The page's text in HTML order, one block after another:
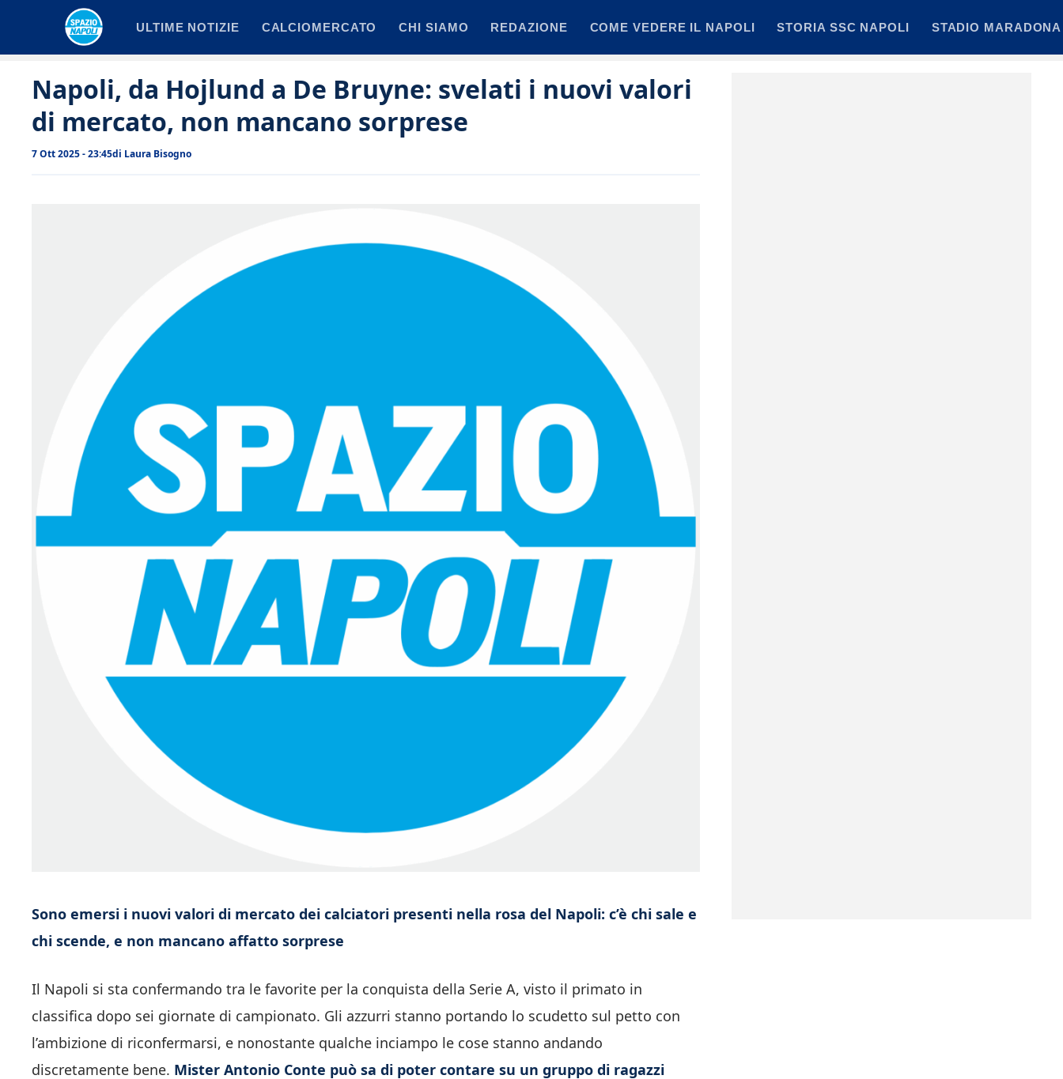
ULTIME NOTIZIE CALCIOMERCATO CHI SIAMO REDAZIONE COME VEDERE IL NAPOLI STORIA SSC NAPOLI STADIO MARADONA
Napoli, da Hojlund a De Bruyne: svelati i nuovi valori
di mercato, non mancano sorprese
7 Ott 2025 - 23:45di Laura Bisogno
Sono emersi i nuovi valori di mercato dei calciatori presenti nella rosa del Napoli: c’è chi sale e
chi scende, e non mancano affatto sorprese
Il Napoli si sta confermando tra le favorite per la conquista della Serie A, visto il primato in
classifica dopo sei giornate di campionato. Gli azzurri stanno portando lo scudetto sul petto con
l’ambizione di riconfermarsi, e nonostante qualche inciampo le cose stanno andando
discretamente bene. Mister Antonio Conte può sa di poter contare su un gruppo di ragazzi